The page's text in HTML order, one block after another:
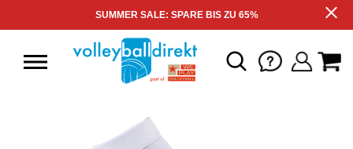
SUMMER SALE: SPARE BIS ZU 65%